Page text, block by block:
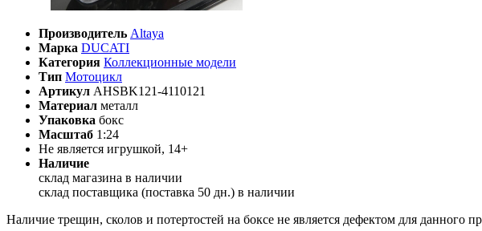
Производитель Altaya
Марка DUCATI
Категория Коллекционные модели
Тип Мотоцикл
Артикул AHSBK121-4110121
Материал металл
Упаковка бокс
Масштаб 1:24
Не является игрушкой, 14+
Наличие
склад магазина в наличии
склад поставщика (поставка 50 дн.) в наличии
Наличие трещин, сколов и потертостей на боксе не является дефектом для данного